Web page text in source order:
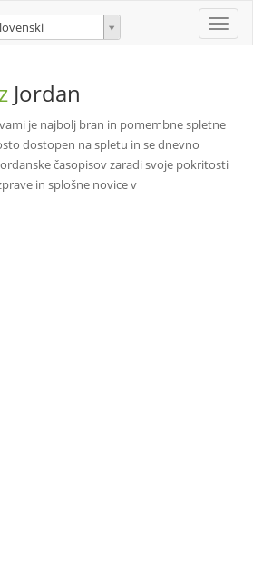
Toggle
Jordan
je najbolj bran in pomembne spletne
dostopen na spletu in se dnevno
časopisov zaradi svoje pokritosti
in splošne novice v